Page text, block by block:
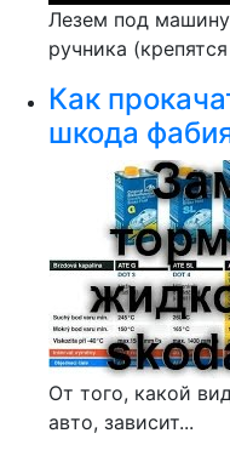
Лезем под
ручника (крепятся
Как
шкода
От того, какой
авто, зависит...